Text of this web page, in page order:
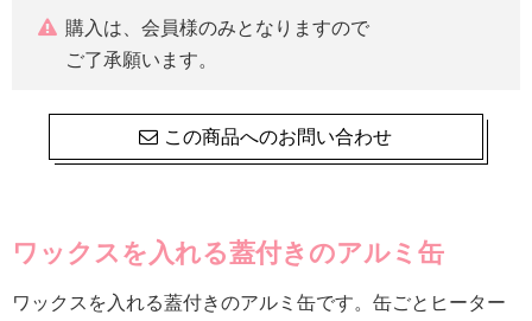
購入は、会員様のみとなりますので
ご了承願います。
この商品へのお問い合わせ
ワックスを入れる蓋付きのアルミ缶
ワックスを入れる蓋付きのアルミ缶です。缶ごとヒーター